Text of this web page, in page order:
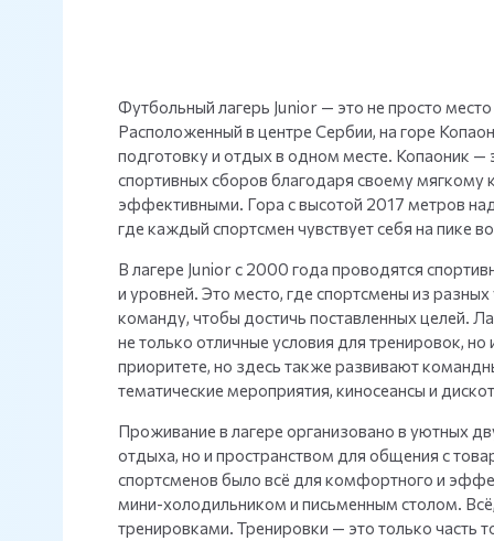
Футбольный лагерь Junior — это не просто
Расположенный в центре Сербии, на горе
подготовку и отдых в одном месте. Копаоник —
спортивных сборов благодаря своему мягкому
эффективными. Гора с высотой 2017 метров
где каждый спортсмен чувствует себя на пике
В лагере Junior с 2000 года проводятся
и уровней. Это место, где спортсмены из
команду, чтобы достичь поставленных целей.
не только отличные условия для тренировок,
приоритете, но здесь также развивают
тематические мероприятия, киносеансы и
Проживание в лагере организовано в уютных
отдыха, но и пространством для общения с
спортсменов было всё для комфортного и
мини-холодильником и письменным столом.
тренировками. Тренировки — это только часть